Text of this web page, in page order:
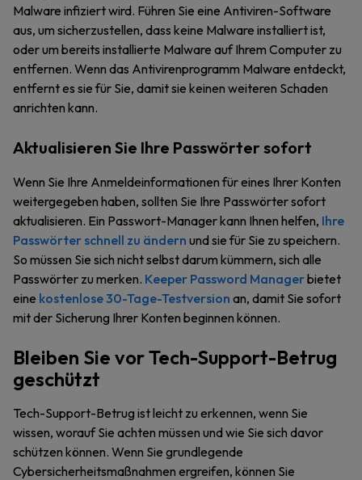
Malware infiziert wird. Führen Sie eine Antiviren-Software
aus, um sicherzustellen, dass keine Malware installiert ist,
oder um bereits installierte Malware auf Ihrem Computer zu
entfernen. Wenn das Antivirenprogramm Malware entdeckt,
entfernt es sie für Sie, damit sie keinen weiteren Schaden
anrichten kann.
Aktualisieren Sie Ihre Passwörter sofort
Wenn Sie Ihre Anmeldeinformationen für eines Ihrer Konten
weitergegeben haben, sollten Sie Ihre Passwörter sofort
aktualisieren. Ein Passwort-Manager kann Ihnen helfen, Ihre
Passwörter schnell zu ändern und sie für Sie zu speichern.
So müssen Sie sich nicht selbst darum kümmern, sich alle
Passwörter zu merken. Keeper Password Managerbietet
eine kostenlose 30-Tage-Testversion an, damit Sie sofort
mit der Sicherung Ihrer Konten beginnen können.
Bleiben Sie vor Tech-Support-Betrug
geschützt
Tech-Support-Betrug ist leicht zu erkennen, wenn Sie
wissen, worauf Sie achten müssen und wie Sie sich davor
schützen können. Wenn Sie grundlegende
Cybersicherheitsmaßnahmen ergreifen, können Sie